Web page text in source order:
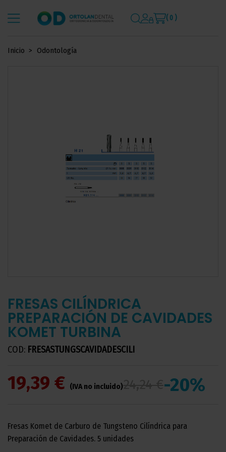
( 0 )
Inicio Odontología
FRESAS CILÍNDRICA
PREPARACIÓN DE CAVIDADES
KOMET TURBINA
COD: FRESASTUNGSCAVIDADESCILI
19,39 € (IVA no incluido) -20%
Fresas Komet de Carburo de Tungsteno Cilíndrica para
Preparación de Cavidades. 5 unidades